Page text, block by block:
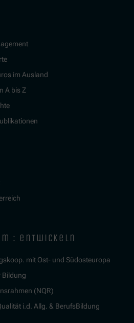
im Ausland
A bis Z
: entwickeln
mit Ost- und Südosteuropa
Bildung
(NQR)
i.d. Allg. & BerufsBildung